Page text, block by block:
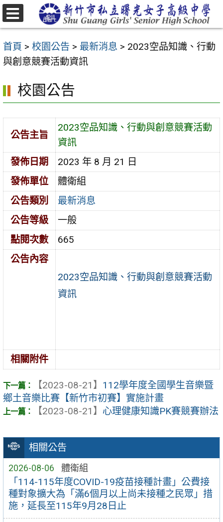
跳
至
要
內
區
首頁 > 校園公告 > 最新消息 > 2023空品知識、行動
與創意競賽活動資訊
相關公告
2026-08-06 體衛組
「114-115年度COVID-19疫苗接種計畫」公費接
種對象擴大為「滿6個月以上尚未接種之民眾」措
施，延長至115年9月28日止
校園公告
公告主旨
2023空品知識、行動與創意競賽活動
資訊
發佈日期
2023 年 8 月 21 日
發佈單位
體衛組
公告類別
最新消息
公告等級
一般
點閱次數
665
公告內容
2023空品知識、行動與創意競賽活動
資訊
相關附件
【2023-08-21】 112學年度全國學生音樂暨
鄉土音樂比賽【新竹市初賽】實施計畫
【2023-08-21】 心理健康知識PK賽競賽辦法
選
單